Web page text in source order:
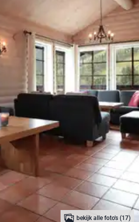
bekijk alle foto's (17)